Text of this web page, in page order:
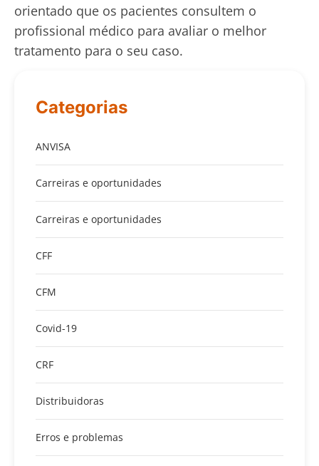
orientado que os pacientes consultem o
profissional médico para avaliar o melhor
tratamento para o seu caso.
Categorias
ANVISA
Carreiras e oportunidades
Carreiras e oportunidades
CFF
CFM
Covid-19
CRF
Distribuidoras
Erros e problemas